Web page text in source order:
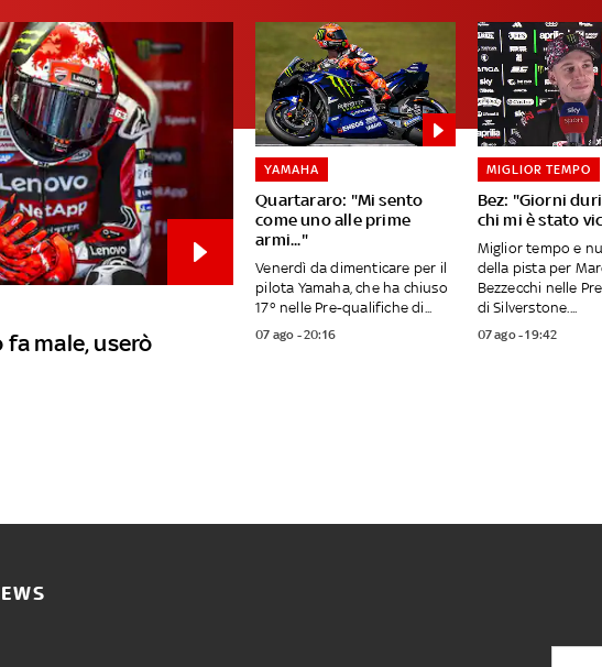
fa male, userò
Quartararo: "Mi sento
come uno alle prime
armi..."
YAMAHA
Venerdì da dimenticare per il
pilota Yamaha, che ha chiuso
17° nelle Pre-qualifiche di...
07 ago - 20:16
Bez: "Giorni
chi mi è stato
MIGLIOR TEMPO
Miglior tempo e
della pista per
Bezzecchi nelle
di Silverstone....
07 ago - 19:42